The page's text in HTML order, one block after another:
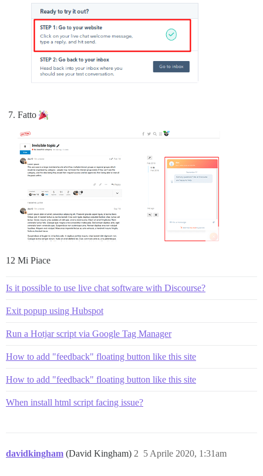
Fatto
12 Mi Piace
Is it possible to use live chat software with Discourse?
Exit popup using Hubspot
Run a Hotjar script via Google Tag Manager
How to add "feedback" floating button like this site
How to add "feedback" floating button like this site
When install html script facing issue?
davidkingham (David Kingham) 5 Aprile 2020, 1:31am
2